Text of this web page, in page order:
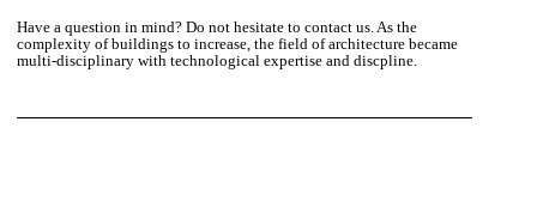
Have a question in mind? Do not hesitate to contact us. As the
complexity of buildings to increase, the field of architecture became
multi-disciplinary with technological expertise and discpline.